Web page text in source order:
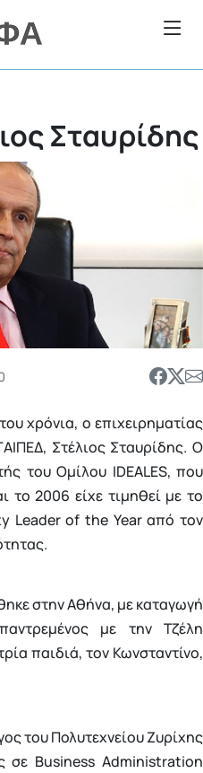
Σταυρίδης
χρόνια, ο επιχειρηματίας
Στέλιος Σταυρίδης. Ο
του Ομίλου IDEALES, που
το 2006 είχε τιμηθεί με το
Leader of the Year από τον
στην Αθήνα, με καταγωγή
με την Τζέλη
παιδιά, τον Κωνσταντίνο,
του Πολυτεχνείου Ζυρίχης
σε Business Administration